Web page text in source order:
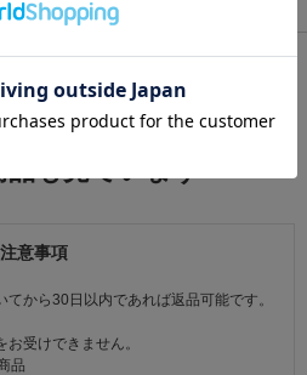
を見た人は
も見ています
注意事項
から30日以内であれば返品可能です。
受けできません。
品